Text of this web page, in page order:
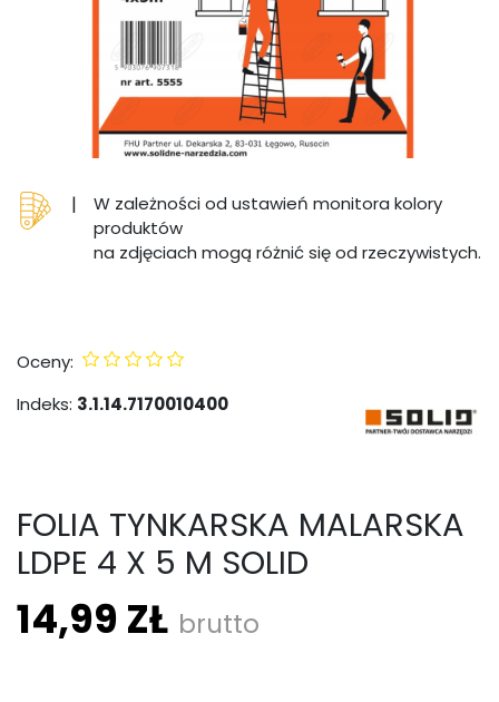
|
W zależności od ustawień monitora kolory
produktów
na zdjęciach mogą różnić się od rzeczywistych.
Oceny:
Indeks: 3.1.14.7170010400
FOLIA TYNKARSKA MALARSKA
LDPE 4 X 5 M SOLID
14,99 ZŁ brutto